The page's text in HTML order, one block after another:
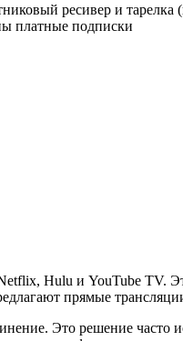
ресивер и
платные подписки
Hulu и YouTube TV.
прямые
Это решение часто